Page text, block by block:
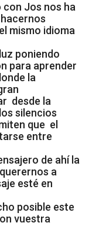
Jos nos ha
mismo idioma
poniendo
para aprender
la
desde la
silencios
que el
entre
de ahí la
a
esté en
posible este
vuestra